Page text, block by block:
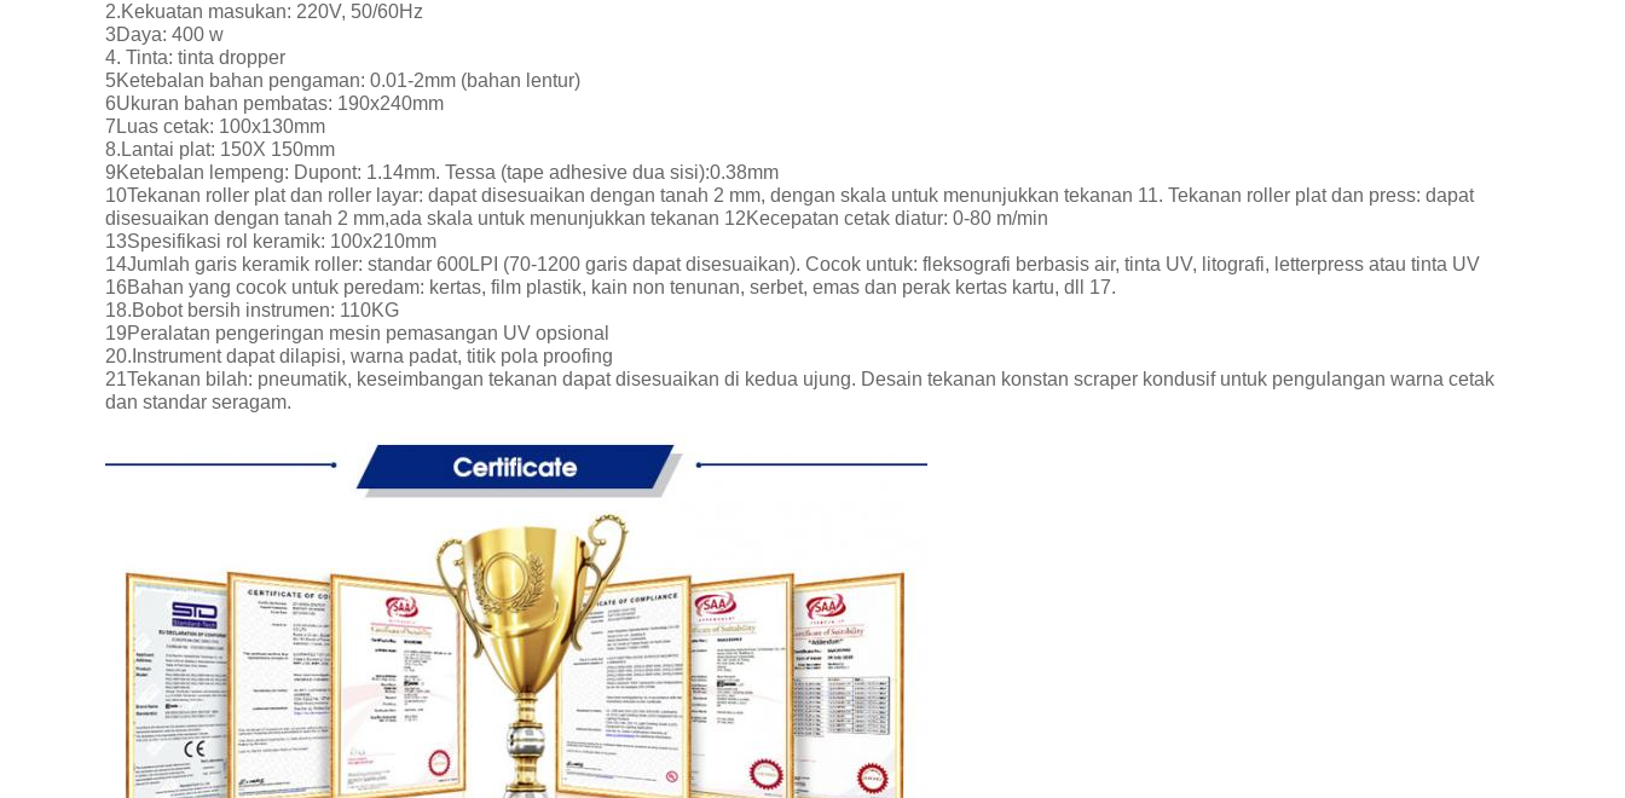
2.Kekuatan masukan: 220V, 50/60Hz
3Daya: 400 w
4. Tinta: tinta dropper
5Ketebalan bahan pengaman: 0.01-2mm (bahan lentur)
6Ukuran bahan pembatas: 190x240mm
7Luas cetak: 100x130mm
8.Lantai plat: 150X 150mm
9Ketebalan lempeng: Dupont: 1.14mm. Tessa (tape adhesive dua sisi):0.38mm
10Tekanan roller plat dan roller layar: dapat disesuaikan dengan tanah 2 mm, dengan skala untuk menunjukkan tekanan 11. Tekanan roller plat dan press: dapat
disesuaikan dengan tanah 2 mm,ada skala untuk menunjukkan tekanan 12Kecepatan cetak diatur: 0-80 m/min
13Spesifikasi rol keramik: 100x210mm
14Jumlah garis keramik roller: standar 600LPI (70-1200 garis dapat disesuaikan). Cocok untuk: fleksografi berbasis air, tinta UV, litografi, letterpress atau tinta UV
16Bahan yang cocok untuk peredam: kertas, film plastik, kain non tenunan, serbet, emas dan perak kertas kartu, dll 17.
18.Bobot bersih instrumen: 110KG
19Peralatan pengeringan mesin pemasangan UV opsional
20.Instrument dapat dilapisi, warna padat, titik pola proofing
21Tekanan bilah: pneumatik, keseimbangan tekanan dapat disesuaikan di kedua ujung. Desain tekanan konstan scraper kondusif untuk pengulangan warna cetak
dan standar seragam.